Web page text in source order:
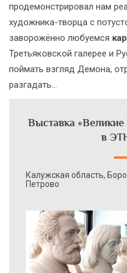
продемонстрировал нам
художника-творца с
заворожённо любуемся
Третьяковской галерее и
поймать взгляд Демона,
разгадать…
Выставка «Великие
в
Калужская область,
Петрово